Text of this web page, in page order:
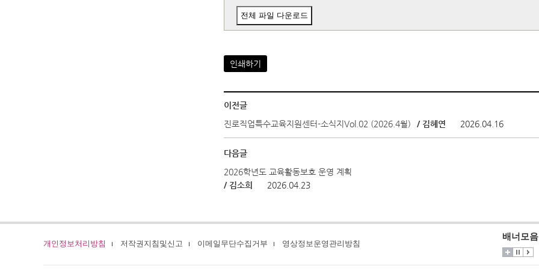
전체 파일 다운로드
인쇄하기
이전글
진로직업특수교육지원센터-소식지Vol.02 (2026.4월)
/ 김혜연 2026.04.16
다음글
2026학년도 교육활동보호 운영 계획
/ 김소희
2026.04.23
개인정보처리방침 저작권지침및신고 이메일무단수집거부 영상정보운영관리방침
배너모음